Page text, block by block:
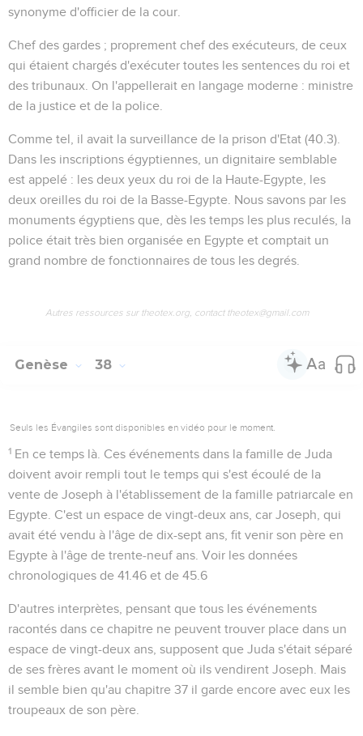
synonyme d'officier de la cour.
Chef des gardes ; proprement chef des exécuteurs, de ceux
qui étaient chargés d'exécuter toutes les sentences du roi et
des tribunaux. On l'appellerait en langage moderne : ministre
de la justice et de la police.
Comme tel, il avait la surveillance de la prison d'Etat (40.3).
Dans les inscriptions égyptiennes, un dignitaire semblable
est appelé : les deux yeux du roi de la Haute-Egypte, les
deux oreilles du roi de la Basse-Egypte . Nous savons par les
monuments égyptiens que, dès les temps les plus reculés, la
police était très bien organisée en Egypte et comptait un
grand nombre de fonctionnaires de tous les degrés.
Autres ressources sur theotex.org, contact theotex@gmail.com
Genèse 38
Seuls les Évangiles sont disponibles en vidéo pour le moment.
1 En ce temps là . Ces événements dans la famille de Juda
doivent avoir rempli tout le temps qui s'est écoulé de la
vente de Joseph à l'établissement de la famille patriarcale en
Egypte. C'est un espace de vingt-deux ans, car Joseph, qui
avait été vendu à l'âge de dix-sept ans, fit venir son père en
Egypte à l'âge de trente-neuf ans. Voir les données
chronologiques de 41.46 et de 45.6
D'autres interprètes, pensant que tous les événements
racontés dans ce chapitre ne peuvent trouver place dans un
espace de vingt-deux ans, supposent que Juda s'était séparé
de ses frères avant le moment où ils vendirent Joseph. Mais
il semble bien qu'au chapitre 37 il garde encore avec eux les
troupeaux de son père.